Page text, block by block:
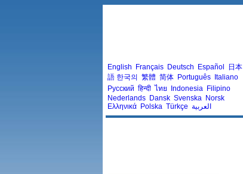
English Français Deutsch Español
日本
語 한국의 繁體 简体 Português Italiano
Русский हिन्दी ไทย Indonesia Filipino
Nederlands Dansk Svenska Norsk
Ελληνικά Polska Türkçe العربية